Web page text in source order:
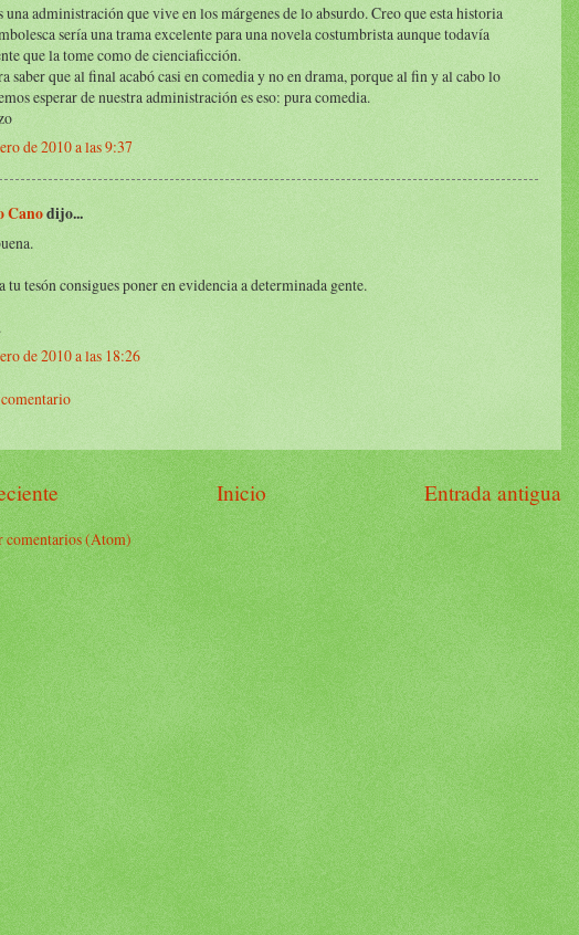
una administración que vive en los márgenes de lo absurdo. Creo que esta historia
sería una trama excelente para una novela costumbrista aunque todavía
que la tome como de cienciaficción.
saber que al final acabó casi en comedia y no en drama, porque al fin y al cabo lo
esperar de nuestra administración es eso: pura comedia.
de 2010 a las 9:37
Canodijo...
tu tesón consigues poner en evidencia a determinada gente.
de 2010 a las 18:26
Entrada antigua
Inicio
comentarios (Atom)